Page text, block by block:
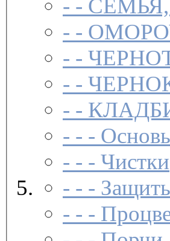
- -
- -
- -
- -
- -
- - -
- - - Чистки­
- - -
- - -